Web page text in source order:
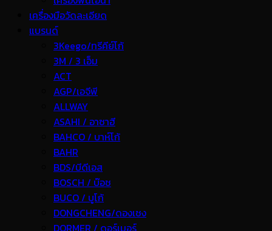
เครื่องมือวัดละเอียด
แบรนด์
3Keego/ทรีคีย์โก้
3M / 3 เอ็ม
ACT
AGP/เอจีพี
ALLWAY
ASAHI / อาซาฮี
BAHCO / บาห์โก้
BAHR
BDS/บีดีเอส
BOSCH / บ๊อช
BUCO / บูโก้
DONGCHENG/ดองเชง
DORMER / ดอร์เมอร์